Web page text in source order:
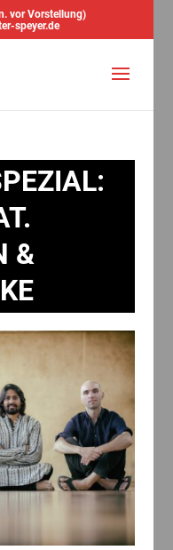
vor Vorstellung)
speyer.de
&